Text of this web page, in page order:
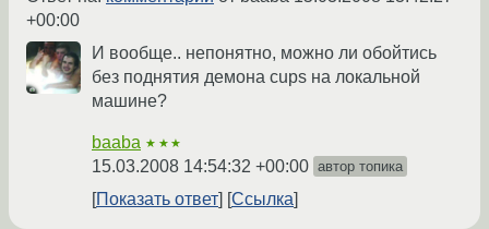
+00:00
И вообще.. непонятно, можно ли обойтись
без поднятия демона cups на локальной
машине?
baaba ★★★
15.03.2008 14:54:32 +00:00 автор топика
Показать ответ Ссылка